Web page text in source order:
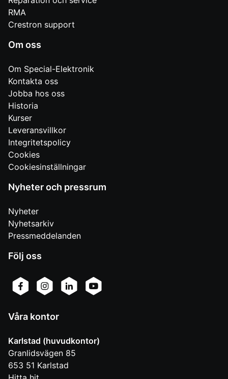
RMA
Crestron support
Om oss
Om Special-Elektronik
Kontakta oss
Jobba hos oss
Historia
Kurser
Leveransvillkor
Integritetspolicy
Cookies
Cookiesinställningar
Nyheter och pressrum
Nyheter
Nyhetsarkiv
Pressmeddelanden
Följ oss
Våra kontor
Karlstad (huvudkontor)
Granlidsvägen 85
653 51 Karlstad